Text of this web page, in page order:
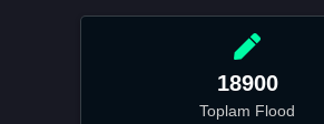
18900
Toplam Flood